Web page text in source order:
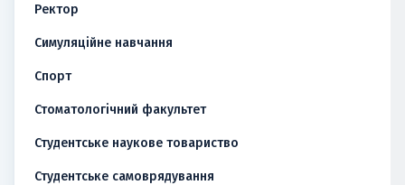
Ректор
Симуляційне навчання
Спорт
Стоматологічний факультет
Студентське наукове товариство
Студентське самоврядування